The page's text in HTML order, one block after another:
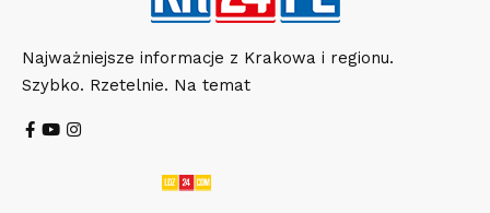
Najważniejsze informacje z Krakowa i regionu.
Szybko. Rzetelnie. Na temat